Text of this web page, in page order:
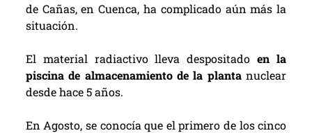
de Cañas, en Cuenca, ha complicado aún más la
situación.
El material radiactivo lleva despositadoen la
piscina de almacenamiento de la plantanuclear
desde hace 5 años.
En Agosto, se conocía que el primero de los cinco